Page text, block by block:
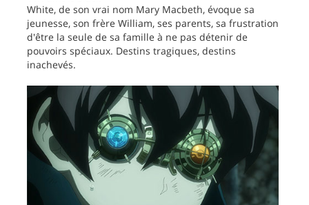
White, de son vrai nom Mary Macbeth, évoque sa
jeunesse, son frère William, ses parents, sa frustration
d'être la seule de sa famille à ne pas détenir de
pouvoirs spéciaux. Destins tragiques, destins
inachevés.